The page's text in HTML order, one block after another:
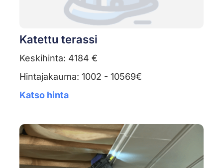
Katettu terassi
Keskihinta: 4184 €
Hintajakauma: 1002 - 10569€
Katso hinta